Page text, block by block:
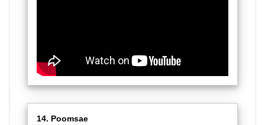
14. Poomsae